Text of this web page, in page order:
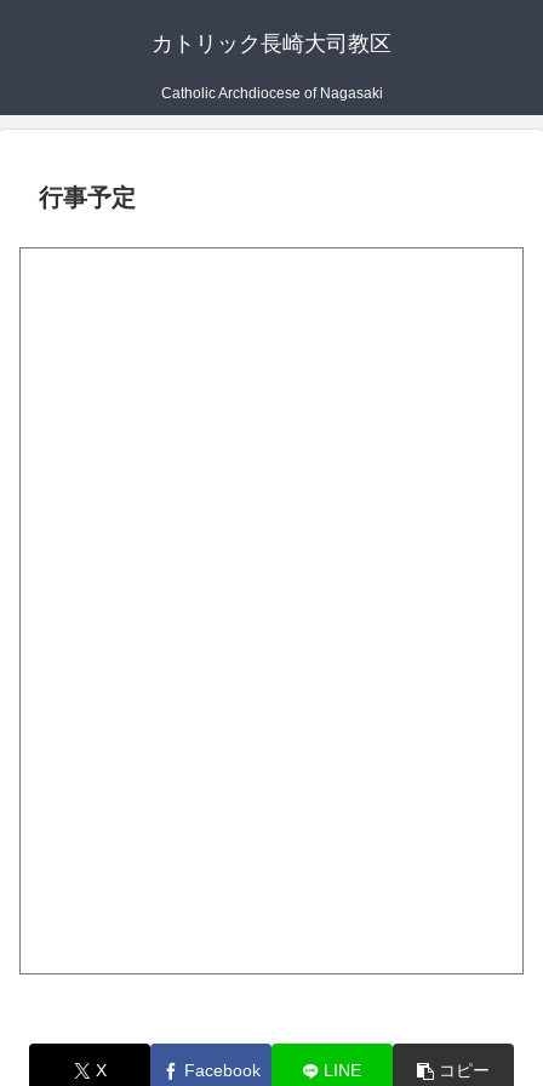
カトリック長崎大司教区
Catholic Archdiocese of Nagasaki
行事予定
X Facebook LINE コピー